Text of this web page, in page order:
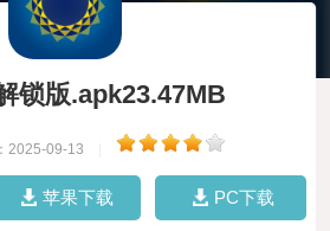
锁版.apk23.47MB
2025-09-13
苹果下载 PC下载